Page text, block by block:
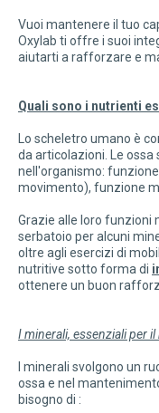
Vuoi mantenere il tuo
Oxylab ti offre i suoi
aiutarti a rafforzare e
Quali sono i nutrienti
Lo scheletro umano è
da articolazioni. Le
nell'organismo:
movimento), funzione
Grazie alle loro funzioni
serbatoio per alcuni
oltre agli esercizi di
nutritive sotto forma di
ottenere un buon
I minerali, essenziali per
I minerali svolgono un
ossa e nel
bisogno di :